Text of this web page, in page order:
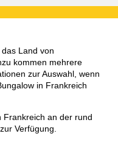
Land von
kommen mehrere
zur Auswahl, wenn
in Frankreich
Frankreich an der rund
Verfügung.